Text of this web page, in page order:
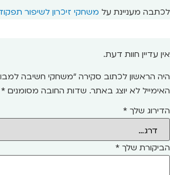
לכתבה מעניינת על משחקי זיכרון לשיפור
אין עדיין חוות דעת.
היה הראשון לכתוב סקירה “משחקי חשיבה
האימייל לא יוצג באתר. שדות החובה מסומנים *
הדירוג שלך *
הביקורת שלך *